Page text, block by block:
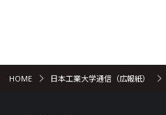
HOME 日本工業大学通信（広報紙）